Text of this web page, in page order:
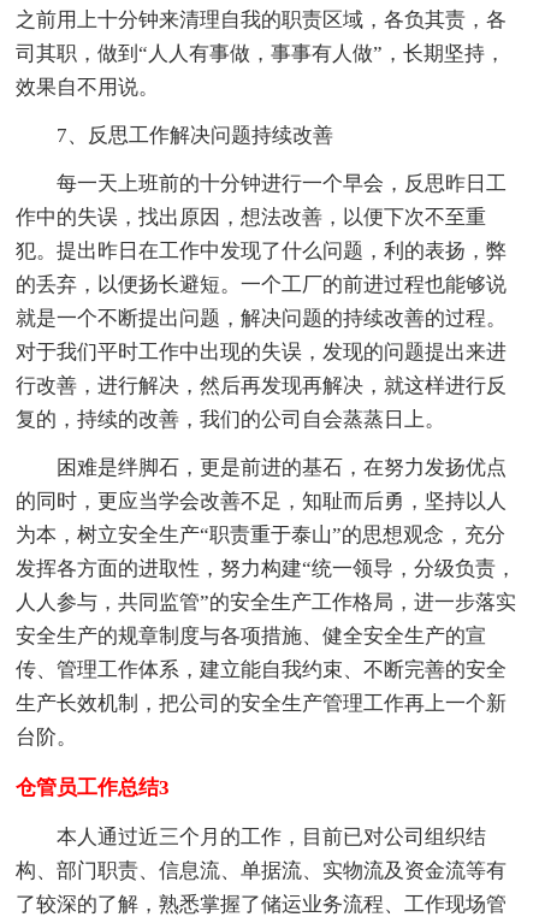
之前用上十分钟来清理自我的职责区域，各负其责，各
司其职，做到“人人有事做，事事有人做”，长期坚持，
效果自不用说。
7、反思工作解决问题持续改善
每一天上班前的十分钟进行一个早会，反思昨日工
作中的失误，找出原因，想法改善，以便下次不至重
犯。提出昨日在工作中发现了什么问题，利的表扬，弊
的丢弃，以便扬长避短。一个工厂的前进过程也能够说
就是一个不断提出问题，解决问题的持续改善的过程。
对于我们平时工作中出现的失误，发现的问题提出来进
行改善，进行解决，然后再发现再解决，就这样进行反
复的，持续的改善，我们的公司自会蒸蒸日上。
困难是绊脚石，更是前进的基石，在努力发扬优点
的同时，更应当学会改善不足，知耻而后勇，坚持以人
为本，树立安全生产“职责重于泰山”的思想观念，充分
发挥各方面的进取性，努力构建“统一领导，分级负责，
人人参与，共同监管”的安全生产工作格局，进一步落实
安全生产的规章制度与各项措施、健全安全生产的宣
传、管理工作体系，建立能自我约束、不断完善的安全
生产长效机制，把公司的安全生产管理工作再上一个新
台阶。
仓管员工作总结3
本人通过近三个月的工作，目前已对公司组织结
构、部门职责、信息流、单据流、实物流及资金流等有
了较深的了解，熟悉掌握了储运业务流程、工作现场管